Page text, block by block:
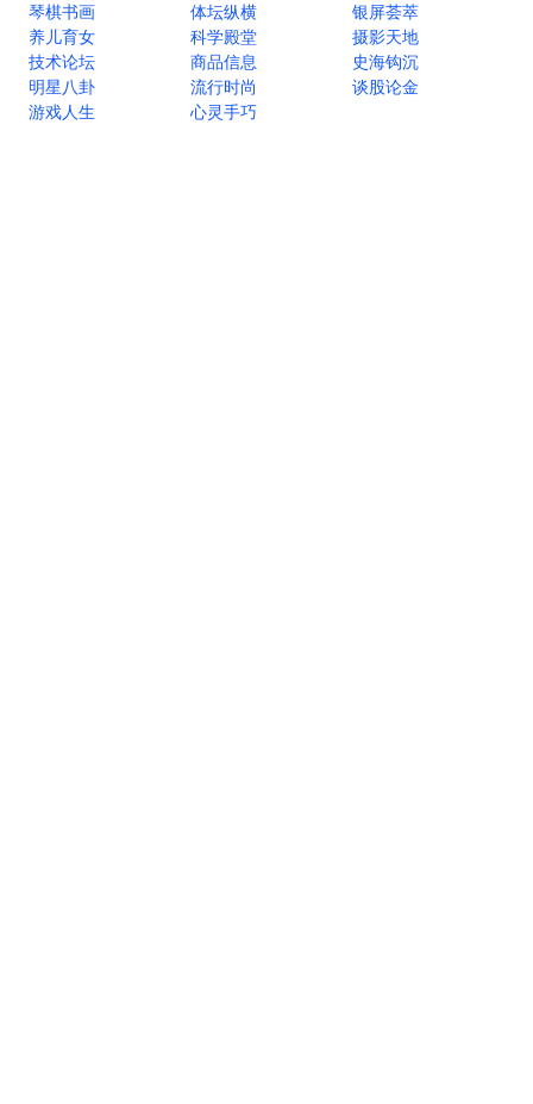
琴棋书画
体坛纵横
银屏荟萃
养儿育女
科学殿堂
摄影天地
技术论坛
商品信息
史海钩沉
明星八卦
流行时尚
谈股论金
游戏人生
心灵手巧